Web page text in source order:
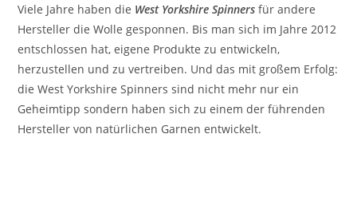
Viele Jahre haben die West Yorkshire Spinners für andere
Hersteller die Wolle gesponnen. Bis man sich im Jahre 2012
entschlossen hat, eigene Produkte zu entwickeln,
herzustellen und zu vertreiben. Und das mit großem Erfolg:
die West Yorkshire Spinners sind nicht mehr nur ein
Geheimtipp sondern haben sich zu einem der führenden
Hersteller von natürlichen Garnen entwickelt.